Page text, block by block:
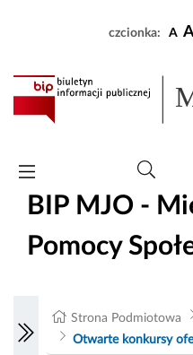
czcionka: A
BIP MJO -
Pomocy
Strona Podmiotowa
Otwarte konkursy